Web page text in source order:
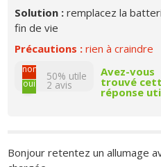
Solution :remplacez la
fin de vie
Précautions :rien à craindre
non
oui
50% utile
2 avis
Avez-vous
trouvé
réponse
Bonjour retentez un allumage